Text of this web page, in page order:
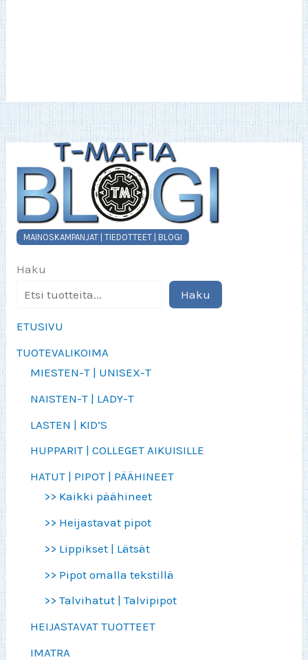
MAINOSKAMPANJAT | TIEDOTTEET | BLOGI
Haku
Haku
ETUSIVU
TUOTEVALIKOIMA
MIESTEN-T | UNISEX-T
NAISTEN-T | LADY-T
LASTEN | KID’S
HUPPARIT | COLLEGET AIKUISILLE
HATUT | PIPOT | PÄÄHINEET
>> Kaikki päähineet
>> Heijastavat pipot
>> Lippikset | Lätsät
>> Pipot omalla tekstillä
>> Talvihatut | Talvipipot
HEIJASTAVAT TUOTTEET
IMATRA